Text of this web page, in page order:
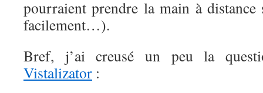
pourraient prendre la main à distance
facilement…).
Bref, j’ai creusé un peu la
Vistalizator :